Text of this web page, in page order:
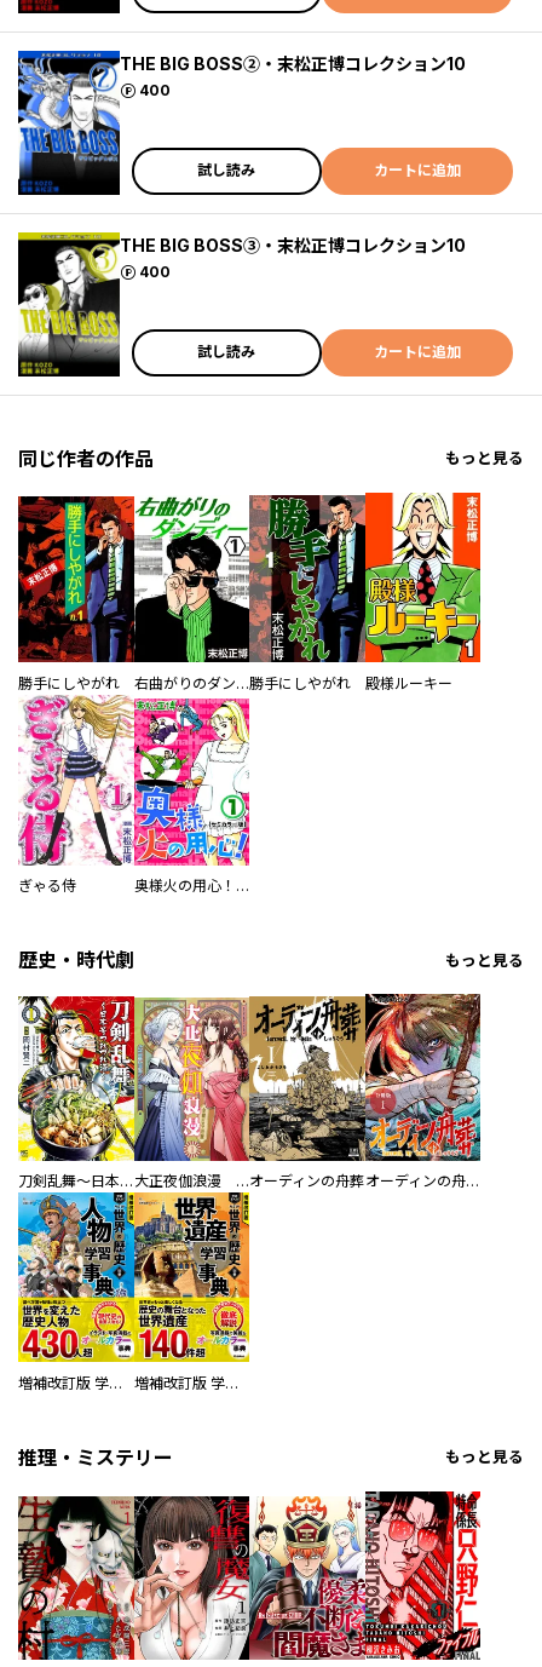
THE BIG BOSS②・末松正博コレクション10
400
ポイント
試し読み カートに追加
THE BIG BOSS③・末松正博コレクション10
400
ポイント
試し読み カートに追加
同じ作者の作品 もっと見る
勝手にしやがれ 右曲がりのダンディー勝手にしやがれ 殿様ルーキー
ぎゃる侍 奥様火の用心！【セミカラー版】
歴史・時代劇 もっと見る
刀剣乱舞～日本号つれづれ酒～ 大正夜伽浪漫 －金曜日の花嫁—オーディンの舟葬 オーディンの舟葬 分冊版
増補改訂版 学研まんが NEW世界の歴史 別巻 人物学習事典 増補改訂版 学研まんが NEW世界の歴史 別巻 世界遺産学習事典
推理・ミステリー もっと見る